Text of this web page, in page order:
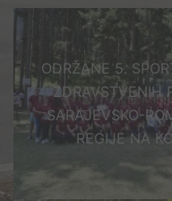
ODRŽANE 5.
ZDRAVSTVENIH
SARAJEVSKO-
REGIJE NA